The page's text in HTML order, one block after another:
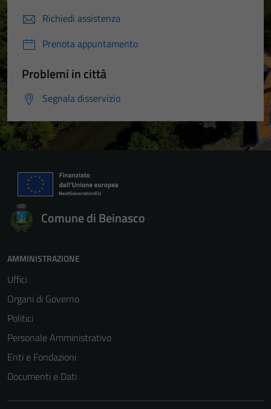
Richiedi assistenza
Prenota appuntamento
Problemi in città
Segnala disservizio
Comune di Beinasco
AMMINISTRAZIONE
Uffici
Organi di Governo
Politici
Personale Amministrativo
Enti e Fondazioni
Documenti e Dati